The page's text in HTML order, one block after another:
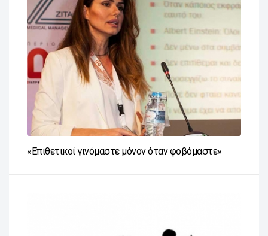
«Επιθετικοί γινόμαστε μόνον όταν φοβόμαστε»